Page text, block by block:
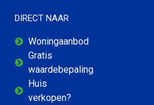
DIRECT NAAR
Woningaanbod
Gratis
waardebepaling
Huis
verkopen?